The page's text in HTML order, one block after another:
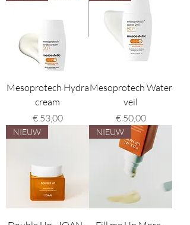
Mesoprotech Hydra
cream
Prijs
€ 53,00
Mesoprotech Water
veil
Prijs
€ 50,00
NIEUW NIEUW